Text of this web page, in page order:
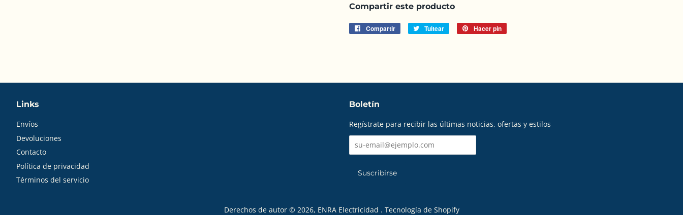
Compartir este producto
Compartir
CompartirTuitear
Tuitear
Hacer pin
Links
Envíos
Devoluciones
Contacto
Política de privacidad
Términos del servicio
Boletín
Regístrate para recibir las últimas noticias, ofertas y estilos
Derechos de autor © 2026, ENRA Electricidad . Tecnología de Shopify